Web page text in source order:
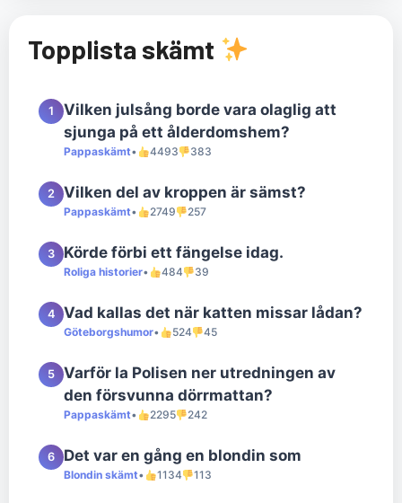
Topplista skämt
1
Vilken julsång borde vara olaglig att
sjunga på ett ålderdomshem?
Pappaskämt• 4493 383
2 Vilken del av kroppen är sämst?
Pappaskämt• 2749 257
3 Körde förbi ett fängelse idag.
Roliga historier• 484 39
4 Vad kallas det när katten missar lådan?
Göteborgshumor• 524 45
5
Varför la Polisen ner utredningen av
den försvunna dörrmattan?
Pappaskämt• 2295 242
6 Det var en gång en blondin som
Blondin skämt• 1134 113